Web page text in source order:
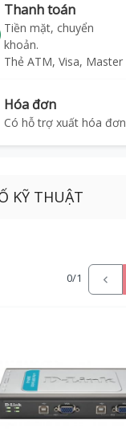
Thanh toán
Tiền mặt, chuyển
khoản.
Thẻ ATM, Visa, Master
Hóa đơn
Có hỗ trợ xuất hóa đơn
KỸ THUẬT
0/1